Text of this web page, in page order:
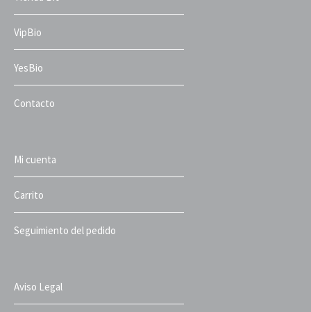
VipBio
YesBio
Contacto
Mi cuenta
Carrito
Seguimiento del pedido
Aviso Legal